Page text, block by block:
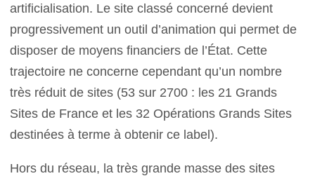
artificialisation. Le site classé concerné devient
progressivement un outil d’animation qui permet de
disposer de moyens financiers de l’État. Cette
trajectoire ne concerne cependant qu’un nombre
très réduit de sites (53 sur 2700 : les 21 Grands
Sites de France et les 32 Opérations Grands Sites
destinées à terme à obtenir ce label).
Hors du réseau, la très grande masse des sites